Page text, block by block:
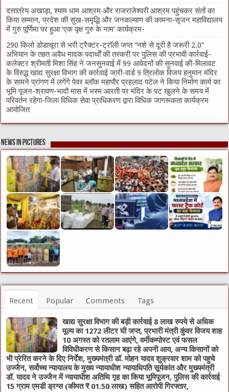
दत्तात्रेय अखाड़ा, श्याम धाम आश्रम और राजराजेश्वरी आश्रम पहुंचकर संतों का
किया सम्मान, प्रदेश की सुख-समृद्धि और जनकल्याण की कामना-सृजन महाविद्यालय
में गुरु पूर्णिमा पर हुआ ‘एक वृक्ष गुरु के नाम’ कार्यक्रम-
290 किलो डोडाचूरा से भरी ट्रैक्टर-ट्रॉली जप्त “नशे से दूरी है जरूरी 2.0”
अभियान के तहत अवैध मादक पदार्थों की तस्करी पर पुलिस की प्रभावी कार्रवाई-
कलेक्टर श्रीमती मिशा सिंह ने जनसुनवाई में 99 आवेदनों की सुनवाई की-मिलावट
के विरुद्ध खाद्य सुरक्षा विभाग की कार्रवाई जारी-वार्ड 9 त्रिलोक विजय हनुमान मंदिर
के सामने प्रांगण में लगेंगे पेवर ब्लॉक महापौर प्रहलाद पटेल ने किया निर्माण कार्य का
भूमि पूजन-श्रावण-भादौ मास में भस्म आरती पर मंदिर के पट खुलने के समय में
परिवर्तन रहेगा-जिला विधिक सेवा प्राधिकरण द्वारा विधिक जागरूकता कार्यक्रम
आयोजित
News in Pictures
Recent Popular Comments Tags
खाद्य सुरक्षा विभाग की बड़ी कार्रवाई 8 लाख रुपये से अधिक
मूल्य का 1272 लीटर घी जप्त, प्रभारी मंत्री कुंवर विजय शाह
10 अगस्त को रतलाम आएंगे, वर्मीकम्पोस्ट एवं फसल
विविधीकरण से किसान बढ़ा रहे अपनी आय, अन्य किसानों को
भी प्रेरित करने के दिए निर्देश, मुख्यमंत्री डॉ. मोहन यादव शुक्रवार शाम को पहुचे
उज्जैन, सर्वोच्च न्यायालय के मुख्‍य न्‍यायाधीश न्यायाधिपति सूर्यकांत और मुख्यमंत्री
डॉ. यादव ने उज्जैन में न्यायाधीश अतिथि गृह का किया भूमिपूजन, पुलिस की कार्रवाई
15 ग्राम एमडी ड्रग्स (कीमत ₹ 01.50 लाख) सहित आरोपी गिरफ्तार,